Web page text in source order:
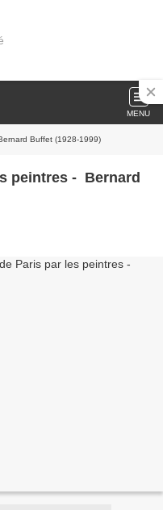
MENU
Buffet (1928-1999)
- Bernard